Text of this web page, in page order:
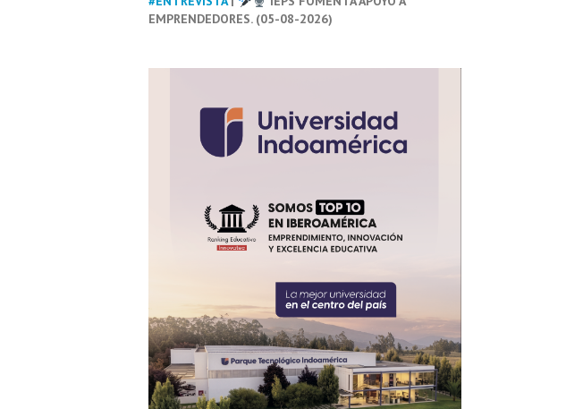
EMPRENDEDORES. (05-08-2026)